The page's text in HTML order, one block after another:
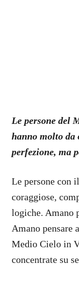
Le persone del
hanno molto
perfezione, ma
Le persone con
coraggiose,
logiche. Amano
Amano pensare
Medio Cielo in
concentrate su